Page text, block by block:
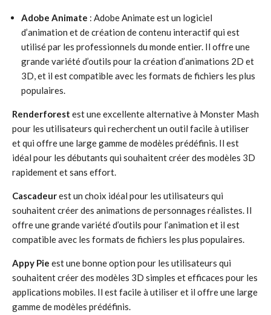
Adobe Animate : Adobe Animate est un logiciel
d’animation et de création de contenu interactif qui est
utilisé par les professionnels du monde entier. Il offre une
grande variété d’outils pour la création d’animations 2D et
3D, et il est compatible avec les formats de fichiers les plus
populaires.
Renderforest est une excellente alternative à Monster Mash
pour les utilisateurs qui recherchent un outil facile à utiliser
et qui offre une large gamme de modèles prédéfinis. Il est
idéal pour les débutants qui souhaitent créer des modèles 3D
rapidement et sans effort.
Cascadeurest un choix idéal pour les utilisateurs qui
souhaitent créer des animations de personnages réalistes. Il
offre une grande variété d’outils pour l’animation et il est
compatible avec les formats de fichiers les plus populaires.
Appy Pie est une bonne option pour les utilisateurs qui
souhaitent créer des modèles 3D simples et efficaces pour les
applications mobiles. Il est facile à utiliser et il offre une large
gamme de modèles prédéfinis.